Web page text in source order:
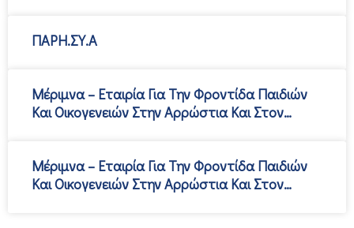
ΠΑΡΗ.ΣΥ.Α
Μέριμνα – Εταιρία Για Την Φροντίδα Παιδιών
Και Οικογενειών Στην Αρρώστια Και Στον
Μέριμνα – Εταιρία Για Την Φροντίδα Παιδιών
Και Οικογενειών Στην Αρρώστια Και Στον